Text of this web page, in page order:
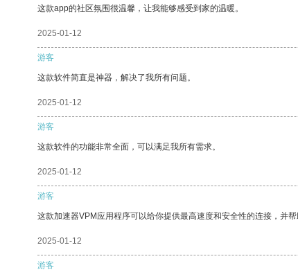
这款app的社区氛围很温馨，让我能够感受到家的温暖。
2025-01-12
游客
这款软件简直是神器，解决了我所有问题。
2025-01-12
游客
这款软件的功能非常全面，可以满足我所有需求。
2025-01-12
游客
这款加速器VPM应用程序可以给你提供最高速度和安全性的连接，并帮
2025-01-12
游客